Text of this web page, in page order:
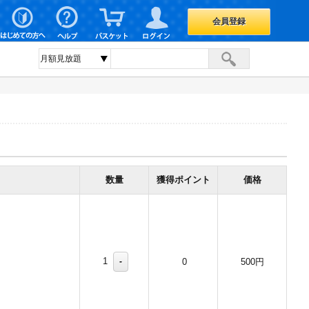
会員登録
数量 獲得ポイント 価格
1 - 0 500円